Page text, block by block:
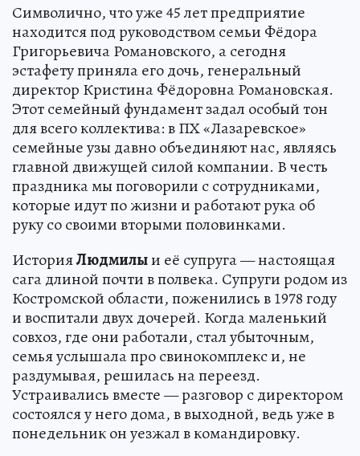
Символично, что уже 45 лет предприятие
находится под руководством семьи Фёдора
Григорьевича Романовского, а сегодня
эстафету приняла его дочь, генеральный
директор Кристина Фёдоровна Романовская.
Этот семейный фундамент задал особый тон
для всего коллектива: в ПХ «Лазаревское»
семейные узы давно объединяют нас, являясь
главной движущей силой компании. В честь
праздника мы поговорили с сотрудниками,
которые идут по жизни и работают рука об
руку со своими вторыми половинками.
ИсторияЛюдмилыи её супруга — настоящая
сага длиной почти в полвека. Супруги родом из
Костромской области, поженились в 1978 году
и воспитали двух дочерей. Когда маленький
совхоз, где они работали, стал убыточным,
семья услышала про свинокомплекс и, не
раздумывая, решилась на переезд.
Устраивались вместе — разговор с директором
состоялся у него дома, в выходной, ведь уже в
понедельник он уезжал в командировку.